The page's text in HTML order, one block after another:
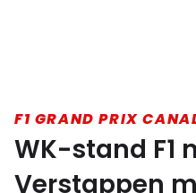
F1 GRAND PRIX
WK-stand F1
Verstappen